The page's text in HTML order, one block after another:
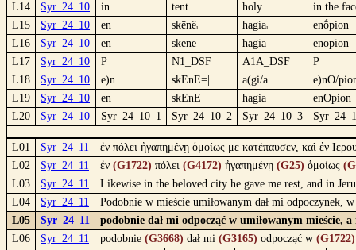
L14
Syr_24_10 in tent holy
in the
L15
Syr_24_10 en skēnêᵢ hagíaᵢ
enṓpion
L16
Syr_24_10 en skēnē hagia
enōpion
L17
Syr_24_10 P N1_DSF A1A_DSF
P
L18
Syr_24_10 e)n skEnE=| a(gi/a|
e)nO/
L19
Syr_24_10 en skEnE hagia
enOpion
L20
Syr_24_10 Syr_24_10_1 Syr_24_10_2 Syr_24_10_3
L01 Syr_24_11
ἐν πόλει ἠγαπημένῃ ὁμοίως με κατέπαυσεν, καὶ ἐν
L02
Syr_24_11 ἐν (G1722) πόλει (G4172) ἠγαπημένῃ (G25) ὁμοίως
L03
Syr_24_11
Likewise in the beloved city he gave me rest, and in
L04
Syr_24_11
Podobnie w mieście umiłowanym dał mi odpoczynek,
L05
Syr_24_11
podobnie dał mi odpocząć w umiłowanym mieście,
L06
Syr_24_11 podobnie (G3668) dał mi (G3165) odpocząć w (G1722)